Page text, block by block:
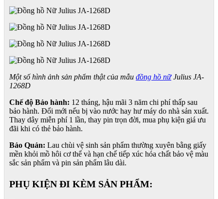
Một số hình ảnh sản phẩm thật của mẫu đồng hồ nữJulius JA-
1268D
Chế độ Bảo hành: 12 tháng, hậu mãi 3 năm chi phí thấp sau
bảo hành. Đổi mới nếu bị vào nước hay hư máy do nhà sản xuất.
Thay dây miễn phí 1 lần, thay pin trọn đời, mua phụ kiện giá ưu
đãi khi có thẻ bảo hành.
Bảo Quản: Lau chùi vệ sinh sản phẩm thường xuyên bằng giấy
mền khỏi mồ hôi cơ thể và hạn chế tiếp xúc hóa chất bảo vệ màu
sắc sản phẩm và pin sản phẩm lâu dài.
PHỤ KIỆN ĐI KÈM SẢN PHẨM: